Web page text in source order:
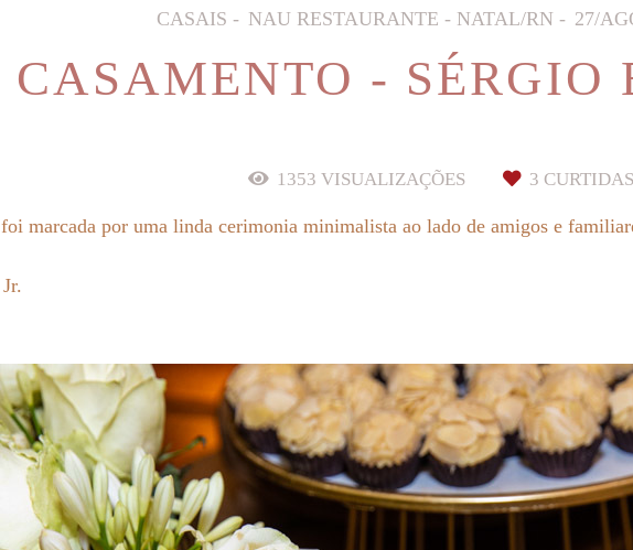
CASAIS NAU RESTAURANTE - NATAL/RN 27/
CASAMENTO - SÉRGIO
1353 VISUALIZAÇÕES 3 CURTIDAS
marcada por uma linda cerimonia minimalista ao lado de amigos e